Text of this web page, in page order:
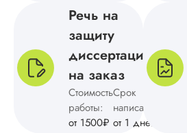
Речь на
защиту
диссертации
на заказ
Стоимость
работы:
от 1500₽
Срок
написания:
от 1 дней